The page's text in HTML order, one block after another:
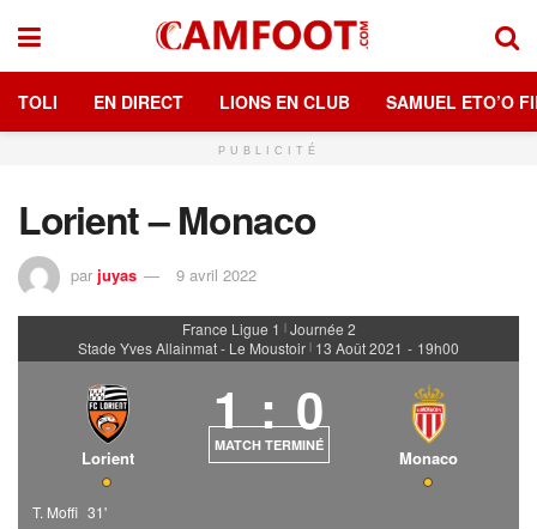
TOLI EN DIRECT LIONS EN CLUB SAMUEL ETO’O
PUBLICITÉ
Lorient – Monaco
par juyas 9 avril 2022
France Ligue 1 | Journée 2
Stade Yves Allainmat - Le Moustoir | 13 Août 2021 - 19h00
Lorient
1 : 0
MATCH TERMINÉ
Monaco
T. Moffi 31'